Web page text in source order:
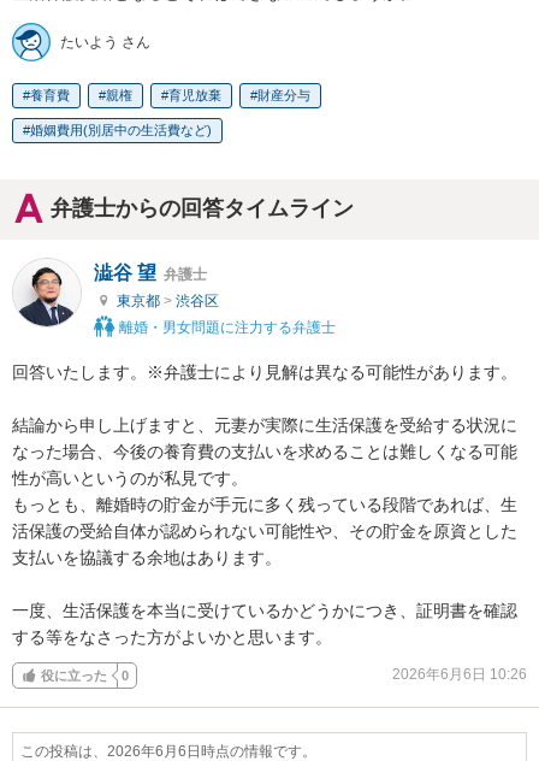
たいよう さん
養育費 親権 育児放棄 財産分与
婚姻費用(別居中の生活費など)
弁護士からの回答タイムライン
澁谷 望 弁護士
東京都 > 渋谷区
離婚・男女問題に注力する弁護士
回答いたします。※弁護士により見解は異なる可能性があります。
結論から申し上げますと、元妻が実際に生活保護を受給する状況に
なった場合、今後の養育費の支払いを求めることは難しくなる可能
性が高いというのが私見です。
もっとも、離婚時の貯金が手元に多く残っている段階であれば、生
活保護の受給自体が認められない可能性や、その貯金を原資とした
支払いを協議する余地はあります。
一度、生活保護を本当に受けているかどうかにつき、証明書を確認
する等をなさった方がよいかと思います。
役に立った 0 2026年6月6日 10:26
この投稿は、2026年6月6日時点の情報です。